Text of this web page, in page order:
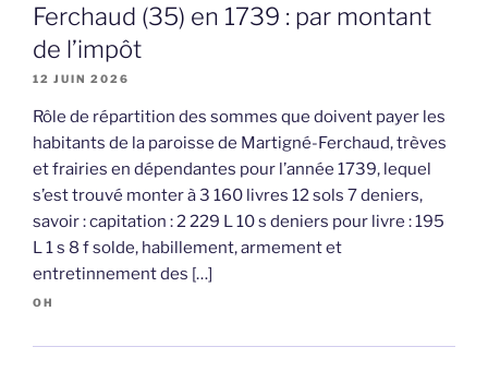
Ferchaud (35) en 1739 : par montant
de l’impôt
12 JUIN 2026
Rôle de répartition des sommes que doivent payer les
habitants de la paroisse de Martigné-Ferchaud, trèves
et frairies en dépendantes pour l’année 1739, lequel
s’est trouvé monter à 3 160 livres 12 sols 7 deniers,
savoir : capitation : 2 229 L 10 s deniers pour livre : 195
L 1 s 8 f solde, habillement, armement et
entretinnement des […]
OH